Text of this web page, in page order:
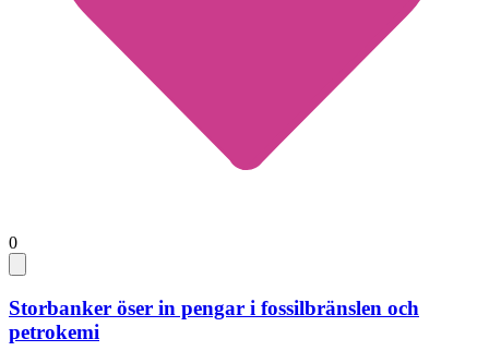
0
Storbanker öser in pengar i fossilbränslen och
petrokemi